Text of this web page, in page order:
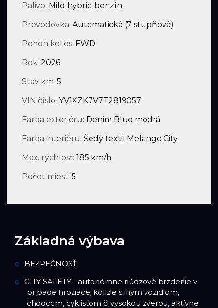
Palivo: Mild hybrid benzín
Prevodovka: Automatická (7 stupňová)
Pohon kolies: FWD
Rok: 2026
Stav km: 5
VIN číslo: YV1XZK7V7T2819057
Farba exteriéru: Denim Blue modrá
Farba interiéru: Šedý textil Melange City
Max. rýchlosť: 185 km/h
Počet miest: 5
Základná výbava
BEZPEČNOSŤ
CITY SAFETY - autonómne núdzové brzdenie v
prípade hroziacej kolízie s iným vozidlom,
chodcom, cyklistom či vysokou zverou, aktívne